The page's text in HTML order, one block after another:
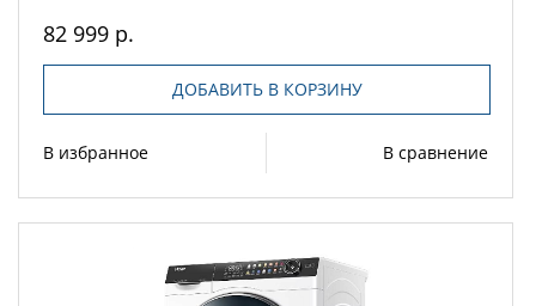
82 999 р.
ДОБАВИТЬ В КОРЗИНУ
В избранное В сравнение